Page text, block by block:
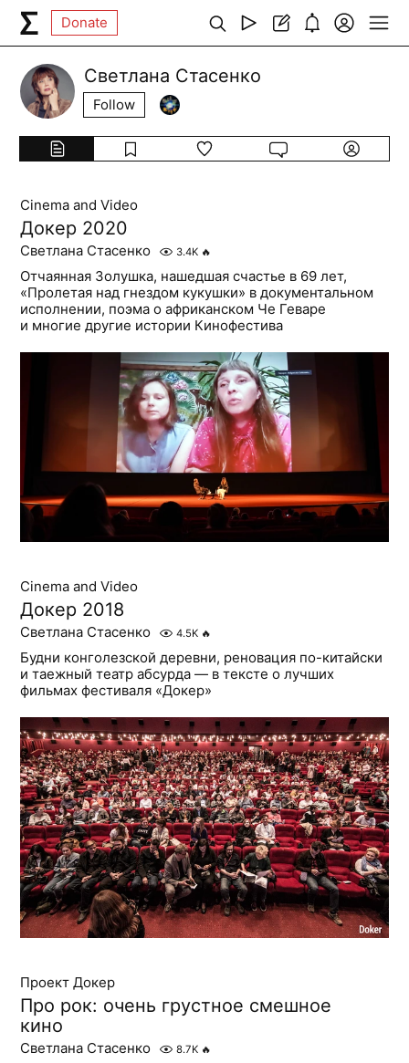
Donate
Светлана Стасенко
Follow
Cinema and Video
Докер 2020
Светлана Стасенко 3.4K 🔥
Отчаянная Золушка, нашедшая счастье в 69 лет,
«Пролетая над гнездом кукушки» в документальном
исполнении, поэма о африканском Че Геваре
и многие другие истории Кинофестива
Cinema and Video
Докер 2018
Светлана Стасенко 4.5K 🔥
Будни конголезской деревни, реновация по-китайски
и таежный театр абсурда — в тексте о лучших
фильмах фестиваля «Докер»
Проект Докер
Про рок: очень грустное смешное
кино
Светлана Стасенко 8.7K 🔥